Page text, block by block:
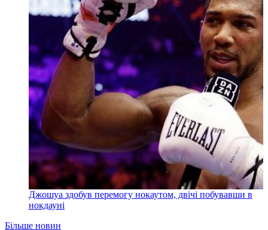
Джошуа здобув перемогу нокаутом, двічі побувавши в
нокдауні
Більше новин